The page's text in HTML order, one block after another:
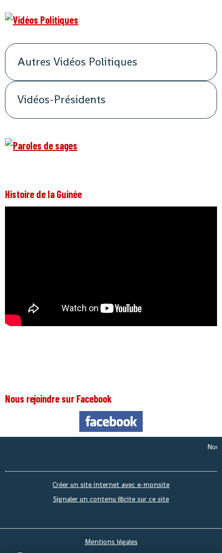
Autres Vidéos Politiques
Vidéos-Présidents
Histoire de la Guinée
Nous rejoindre sur Facebook
Nous
Créer un site internet avec e-monsite
Signaler un contenu illicite sur ce site
Mentions légales